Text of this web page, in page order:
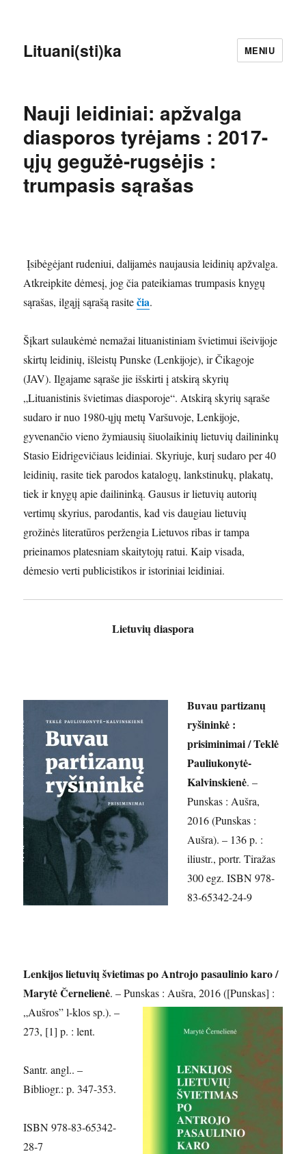
Lituani(sti)ka MENIU
Nauji leidiniai: apžvalga
diasporos tyrėjams : 2017-
ųjų gegužė-rugsėjis :
trumpasis sąrašas
Įsibėgėjant rudeniui, dalijamės naujausia leidinių apžvalga.
Atkreipkite dėmesį, jog čia pateikiamas trumpasis knygų
sąrašas, ilgąjį sąrašą rasitečia.
Šįkart sulaukėmė nemažai lituanistiniam švietimui išeivijoje
skirtų leidinių, išleistų Punske (Lenkijoje), ir Čikagoje
(JAV). Ilgajame sąraše jie išskirti į atskirą skyrių
„Lituanistinis švietimas diasporoje“. Atskirą skyrių sąraše
sudaro ir nuo 1980-ųjų metų Varšuvoje, Lenkijoje,
gyvenančio vieno žymiausių šiuolaikinių lietuvių dailininkų
Stasio Eidrigevičiaus leidiniai. Skyriuje, kurį sudaro per 40
leidinių, rasite tiek parodos katalogų, lankstinukų, plakatų,
tiek ir knygų apie dailininką. Gausus ir lietuvių autorių
vertimų skyrius, parodantis, kad vis daugiau lietuvių
grožinės literatūros peržengia Lietuvos ribas ir tampa
prieinamos platesniam skaitytojų ratui. Kaip visada,
dėmesio verti publicistikos ir istoriniai leidiniai.
Lietuvių diaspora
Buvau partizanų
ryšininkė :
prisiminimai / Teklė
Pauliukonytė-
Kalvinskienė. –
Punskas : Aušra,
2016 (Punskas :
Aušra). – 136 p. :
iliustr., portr. Tiražas
300 egz. ISBN 978-
83-65342-24-9
Lenkijos lietuvių švietimas po Antrojo pasaulinio karo /
Marytė Černelienė. – Punskas : Aušra, 2016([Punskas] :
„Aušros” l-klos sp.). –
273, [1] p. : lent.
Santr. angl.. –
Bibliogr.: p. 347-353.
ISBN 978-83-65342-
28-7